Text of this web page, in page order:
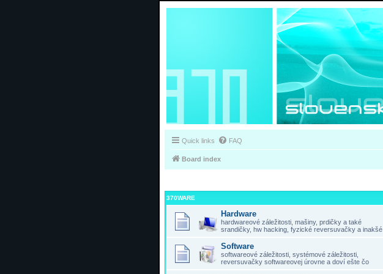
Quick links FAQ
Board index
370WARE
Hardware
hardwareové záležitosti, mašiny, prdičky a také
srandičky, hw hacking, fyzické reversuvačky a inakšé
Software
softwareové záležitosti, systémové záležitosti,
reversuvačky softwareovej úrovne a doví ešte čo